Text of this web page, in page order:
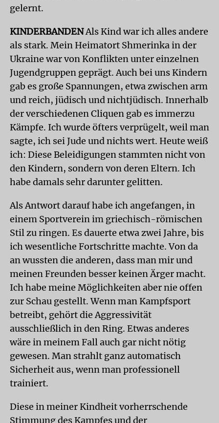
gelernt.
KINDERBANDENAls Kind war ich alles andere
als stark. Mein Heimatort Shmerinka in der
Ukraine war von Konflikten unter einzelnen
Jugendgruppen geprägt. Auch bei uns Kindern
gab es große Spannungen, etwa zwischen arm
und reich, jüdisch und nichtjüdisch. Innerhalb
der verschiedenen Cliquen gab es immerzu
Kämpfe. Ich wurde öfters verprügelt, weil man
sagte, ich sei Jude und nichts wert. Heute weiß
ich: Diese Beleidigungen stammten nicht von
den Kindern, sondern von deren Eltern. Ich
habe damals sehr darunter gelitten.
Als Antwort darauf habe ich angefangen, in
einem Sportverein im griechisch-römischen
Stil zu ringen. Es dauerte etwa zwei Jahre, bis
ich wesentliche Fortschritte machte. Von da
an wussten die anderen, dass man mir und
meinen Freunden besser keinen Ärger macht.
Ich habe meine Möglichkeiten aber nie offen
zur Schau gestellt. Wenn man Kampfsport
betreibt, gehört die Aggressivität
ausschließlich in den Ring. Etwas anderes
wäre in meinem Fall auch gar nicht nötig
gewesen. Man strahlt ganz automatisch
Sicherheit aus, wenn man professionell
trainiert.
Diese in meiner Kindheit vorherrschende
Stimmung des Kampfes und der